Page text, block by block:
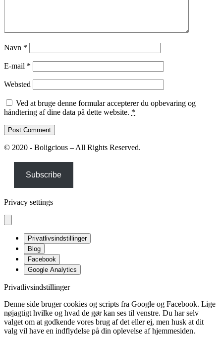
Navn *
E-mail *
Websted
Ved at bruge denne formular accepterer du opbevaring og
håndtering af dine data på dette website. *
© 2020 - Boligcious – All Rights Reserved.
Subscribe
Privacy settings
Privatlivsindstillinger
Blog
Facebook
Google Analytics
Privatlivsindstillinger
Denne side bruger cookies og scripts fra Google og Facebook. Lige
nøjagtigt hvilke og hvad de gør kan ses til venstre. Du har selv
valget om at godkende vores brug af det eller ej, men husk at dit
valg vil have en indflydelse på din oplevelse af hjemmesiden.